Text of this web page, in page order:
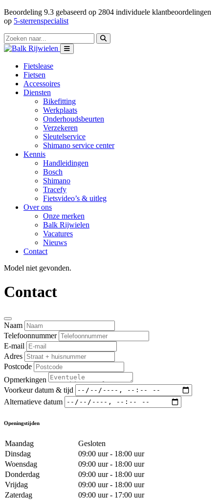
Beoordeling 9.3 gebaseerd op 2804 individuele klantbeoordelingen
op 5-sterrenspecialist
Fietslease
Fietsen
Accessoires
Diensten
Bikefitting
Werkplaats
Onderhoudsbeurten
Verzekeren
Sleutelservice
Shimano service center
Kennis
Handleidingen
Bosch
Shimano
Tracefy
Fietsvideo’s & uitleg
Over ons
Onze merken
Balk Rijwielen
Vacatures
Nieuws
Contact
Model niet gevonden.
Contact
Naam
Telefoonnummer
E-mail
Adres
Postcode
Opmerkingen
Voorkeur datum & tijd
Alternatieve datum
Openingstijden
Maandag
Gesloten
Dinsdag
09:00 uur - 18:00 uur
Woensdag
09:00 uur - 18:00 uur
Donderdag
09:00 uur - 18:00 uur
Vrijdag
09:00 uur - 18:00 uur
Zaterdag
09:00 uur - 17:00 uur